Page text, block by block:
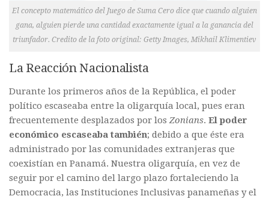
El concepto matemático del Juego de Suma Cero dice que cuando alguien
gana, alguien pierde una cantidad exactamente igual a la ganancia del
triunfador. Credito de la foto original: Getty Images, Mikhail Klimentiev
La Reacción Nacionalista
Durante los primeros años de la República, el poder
político escaseaba entre la oligarquía local, pues eran
frecuentemente desplazados por los Zonians. El poder
económico escaseaba también; debido a que éste era
administrado por las comunidades extranjeras que
coexistían en Panamá. Nuestra oligarquía, en vez de
seguir por el camino del largo plazo fortaleciendo la
Democracia, las Instituciones Inclusivas panameñas y el